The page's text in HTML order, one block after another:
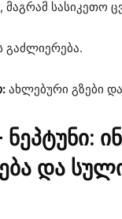
სასიკეთო
გაძლიერება.
ახლებური გზები
და